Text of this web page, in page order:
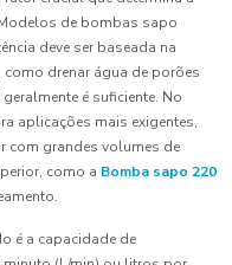
de bombas sapo
deve ser baseada na
drenar água de porões
é suficiente. No
aplicações mais exigentes,
com grandes volumes de
como a Bomba sapo 220
é a capacidade de